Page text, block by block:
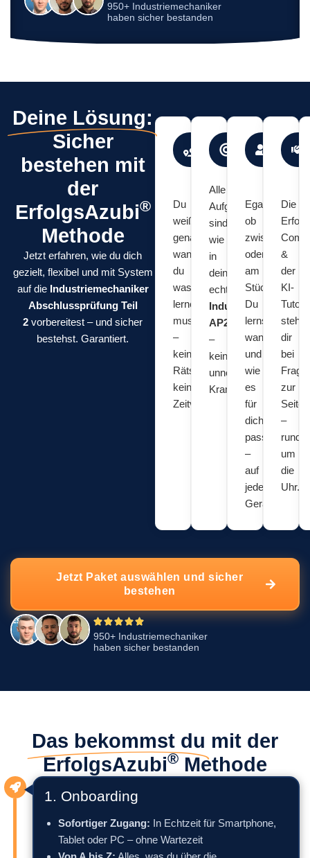
950+ Industriemechaniker
haben sicher bestanden
Deine Lösung:
Sicher
bestehen mit
der
ErfolgsAzubi®
Methode
Jetzt erfahren, wie du dich
gezielt, flexibel und mit System
auf die Industriemechaniker
Abschlussprüfung Teil
2 vorbereitest – und sicher
bestehst. Garantiert.
Klarer
Fahrplan
Prüfung
Du
weißt
genau,
wann
du
was
lernen
musst
–
kein
Rätselraten,
keine
Zeitverschwendung.
Praxisnah
&
Alle
Aufgaben
sind
wie
in
deiner
echten
Industriemechaniker
AP2 Theorie
–
kein
unnötiger
Kram.
in
Egal
ob
oder
am
Stück:
Du
lernst,
wann
und
wie
es
für
dich
passt
–
auf
jedem
Gerät.
Die
&
der
KI-
Tutor
dir
bei
zur
Seite
–
rund
um
die
Uhr.
Jetzt Paket auswählen und sicher
bestehen
950+ Industriemechaniker
haben sicher bestanden
Das bekommst du mit der
ErfolgsAzubi® Methode
1. Onboarding
Sofortiger Zugang: In Echtzeit für Smartphone,
Tablet oder PC – ohne Wartezeit